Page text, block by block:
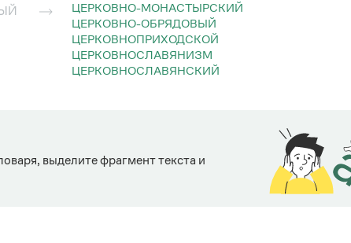
ЦЕРКОВНО-МОНАСТЫРСКИЙ
ЦЕРКОВНО-ОБРЯДОВЫЙ
ЦЕРКОВНОПРИХОДСКОЙ
ЦЕРКОВНОСЛАВЯНИЗМ
ЦЕРКОВНОСЛАВЯНСКИЙ
выделите фрагмент текста и